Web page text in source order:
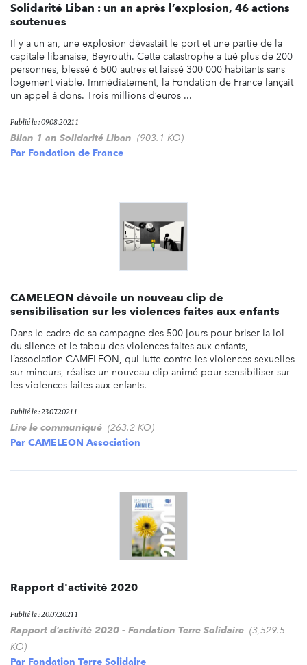
Solidarité Liban : un an après l’explosion, 46 actions
soutenues
Il y a un an, une explosion dévastait le port et une partie de la
capitale libanaise, Beyrouth. Cette catastrophe a tué plus de 200
personnes, blessé 6 500 autres et laissé 300 000 habitants sans
logement viable. Immédiatement, la Fondation de France lançait
un appel à dons. Trois millions d’euros ...
Publié le : 09.08.2021 1
Bilan 1 an Solidarité Liban (903.1 KO)
Par Fondation de France
CAMELEON dévoile un nouveau clip de
sensibilisation sur les violences faites aux enfants
Dans le cadre de sa campagne des 500 jours pour briser la loi
du silence et le tabou des violences faites aux enfants,
l’association CAMELEON, qui lutte contre les violences sexuelles
sur mineurs, réalise un nouveau clip animé pour sensibiliser sur
les violences faites aux enfants.
Publié le : 23.07.2021 1
Lire le communiqué (263.2 KO)
Par CAMELEON Association
Rapport d'activité 2020
Publié le : 20.07.2021 1
Rapport d’activité 2020 - Fondation Terre Solidaire (3,529.5
KO)
Par Fondation Terre Solidaire